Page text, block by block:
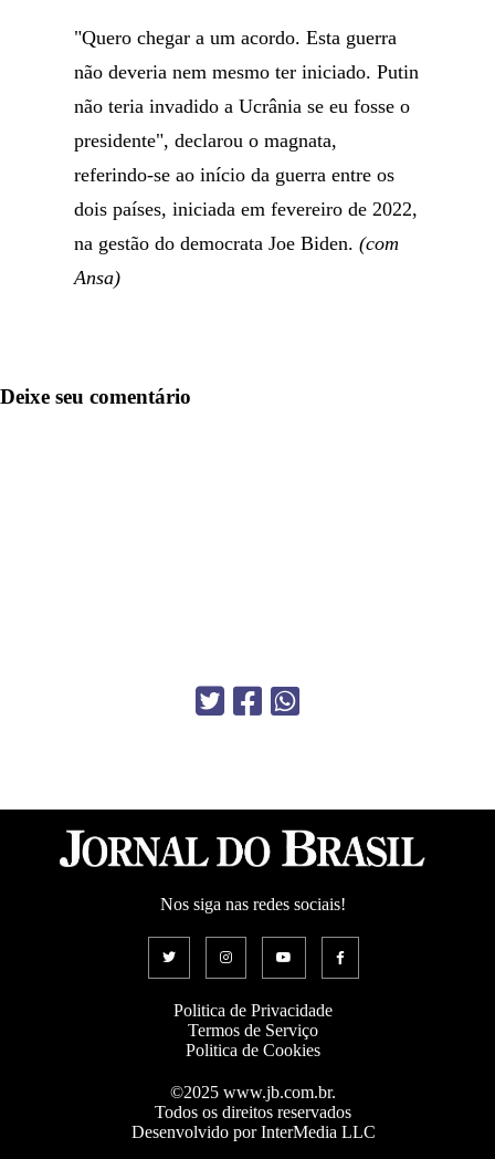
"Quero chegar a um acordo. Esta guerra
não deveria nem mesmo ter iniciado. Putin
não teria invadido a Ucrânia se eu fosse o
presidente", declarou o magnata,
referindo-se ao início da guerra entre os
dois países, iniciada em fevereiro de 2022,
na gestão do democrata Joe Biden.(com
Ansa)
Deixe seu comentário
Nos siga nas redes sociais!
Politica de Privacidade
Termos de Serviço
Politica de Cookies
©2025 www.jb.com.br.
Todos os direitos reservados
Desenvolvido por InterMedia LLC